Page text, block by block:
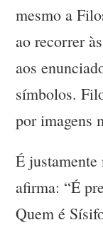
mesmo a
ao recorrer
aos
símbolos.
por imagens
É
afirma: “É
Quem é